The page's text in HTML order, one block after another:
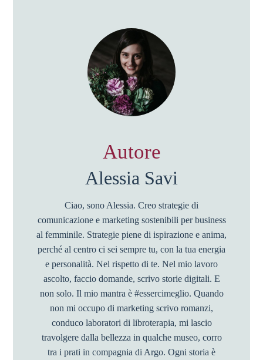
Autore
Alessia Savi
Ciao, sono Alessia. Creo strategie di
comunicazione e marketing sostenibili per business
al femminile. Strategie piene di ispirazione e anima,
perché al centro ci sei sempre tu, con la tua energia
e personalità. Nel rispetto di te. Nel mio lavoro
ascolto, faccio domande, scrivo storie digitali. E
non solo. Il mio mantra è #essercimeglio. Quando
non mi occupo di marketing scrivo romanzi,
conduco laboratori di libroterapia, mi lascio
travolgere dalla bellezza in qualche museo, corro
tra i prati in compagnia di Argo. Ogni storia è